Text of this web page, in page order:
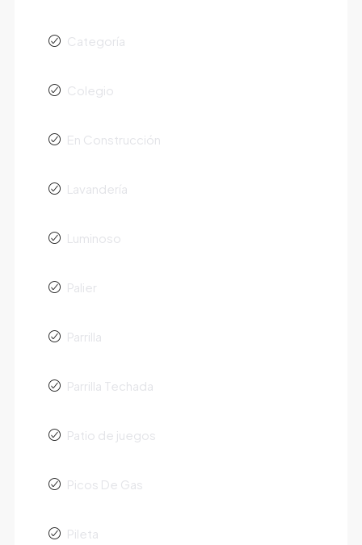
Categoría
Colegio
En Construcción
Lavandería
Luminoso
Palier
Parrilla
Parrilla Techada
Patio de juegos
Picos De Gas
Pileta